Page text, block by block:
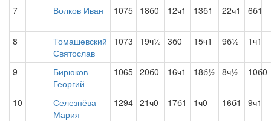
7 Волков Иван 1075 18б0 12ч1 13б1 22ч1 6б1
8
Томашевский
Святослав
1073 19ч½ 3б0 15ч1 9б½ 1ч1
9
Бирюков
Георгий
1065 20б0 16ч1 18б½ 8ч½ 10б0
10
Селезнёва
Мария
1294 21ч0 17б1 1ч0 16б1 9ч1